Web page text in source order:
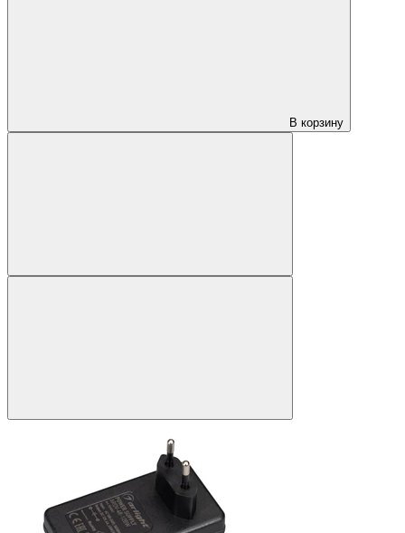
В корзину